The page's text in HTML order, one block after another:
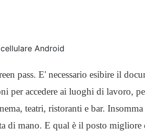
pass. E' necessario esibire il
per accedere ai luoghi di lavoro,
teatri, ristoranti e bar. Insomma
di mano. E qual è il posto migliore